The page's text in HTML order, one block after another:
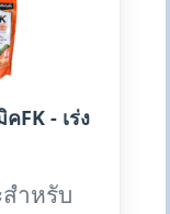
FK - เร่ง
ำหรับ